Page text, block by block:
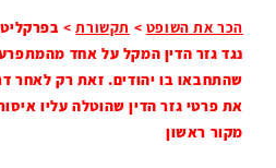
הכר את השופט > תקשורת>
נגד גזר הדין המקל על אחד
שהתחבאו בו יהודים. זאת רק לאחר
את פרטי גזר הדין שהוטלה עליו
מקור ראשון